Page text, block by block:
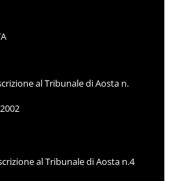
al Tribunale di Aosta n.
al Tribunale di Aosta n.4